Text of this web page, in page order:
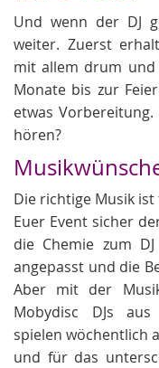
Und wenn der DJ
weiter. Zuerst
mit allem drum und
Monate bis zur
etwas
hören?
Die richtige Musik
Euer Event sicher
die Chemie zum
angepasst und die
Aber mit der
Mobydisc DJs
spielen wöchentlich
und für das